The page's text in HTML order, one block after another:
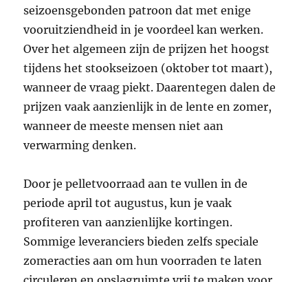
seizoensgebonden patroon dat met enige
vooruitziendheid in je voordeel kan werken.
Over het algemeen zijn de prijzen het hoogst
tijdens het stookseizoen (oktober tot maart),
wanneer de vraag piekt. Daarentegen dalen de
prijzen vaak aanzienlijk in de lente en zomer,
wanneer de meeste mensen niet aan
verwarming denken.
Door je pelletvoorraad aan te vullen in de
periode april tot augustus, kun je vaak
profiteren van aanzienlijke kortingen.
Sommige leveranciers bieden zelfs speciale
zomeracties aan om hun voorraden te laten